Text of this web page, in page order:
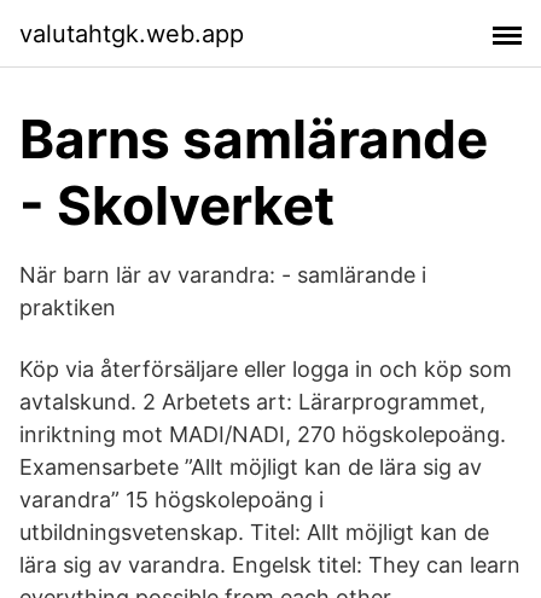
valutahtgk.web.app
Barns samlärande
- Skolverket
När barn lär av varandra: - samlärande i
praktiken
Köp via återförsäljare eller logga in och köp som
avtalskund. 2 Arbetets art: Lärarprogrammet,
inriktning mot MADI/NADI, 270 högskolepoäng.
Examensarbete ”Allt möjligt kan de lära sig av
varandra” 15 högskolepoäng i
utbildningsvetenskap. Titel: Allt möjligt kan de
lära sig av varandra. Engelsk titel: They can learn